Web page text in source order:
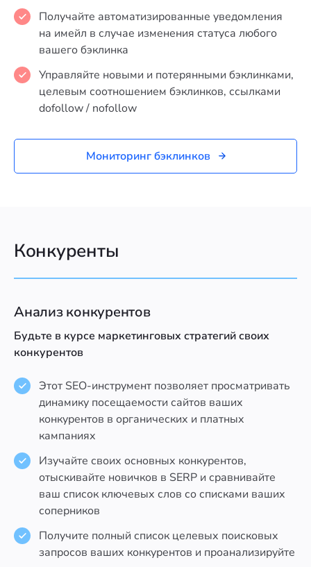
Получайте автоматизированные уведомления
на имейл в случае изменения статуса любого
вашего бэклинка
Управляйте новыми и потерянными бэклинками,
целевым соотношением бэклинков, ссылками
dofollow / nofollow
Мониторинг бэклинков
Конкуренты
Анализ конкурентов
Будьте в курсе маркетинговых стратегий своих
конкурентов
Этот SEO-инструмент позволяет просматривать
динамику посещаемости сайтов ваших
конкурентов в органических и платных
кампаниях
Изучайте своих основных конкурентов,
отыскивайте новичков в SERP и сравнивайте
ваш список ключевых слов со списками ваших
соперников
Получите полный список целевых поисковых
запросов ваших конкурентов и проанализируйте